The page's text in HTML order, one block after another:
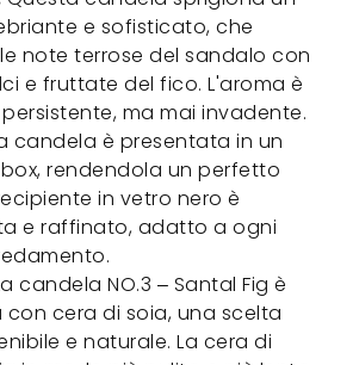
e sofisticato, che
note terrose del sandalo con
e fruttate del fico. L'aroma è
ma mai invadente.
candela è presentata in un
rendendola un perfetto
in vetro nero è
e raffinato, adatto a ogni
candela NO.3 – Santal Fig è
con cera di soia, una scelta
e naturale. La cera di